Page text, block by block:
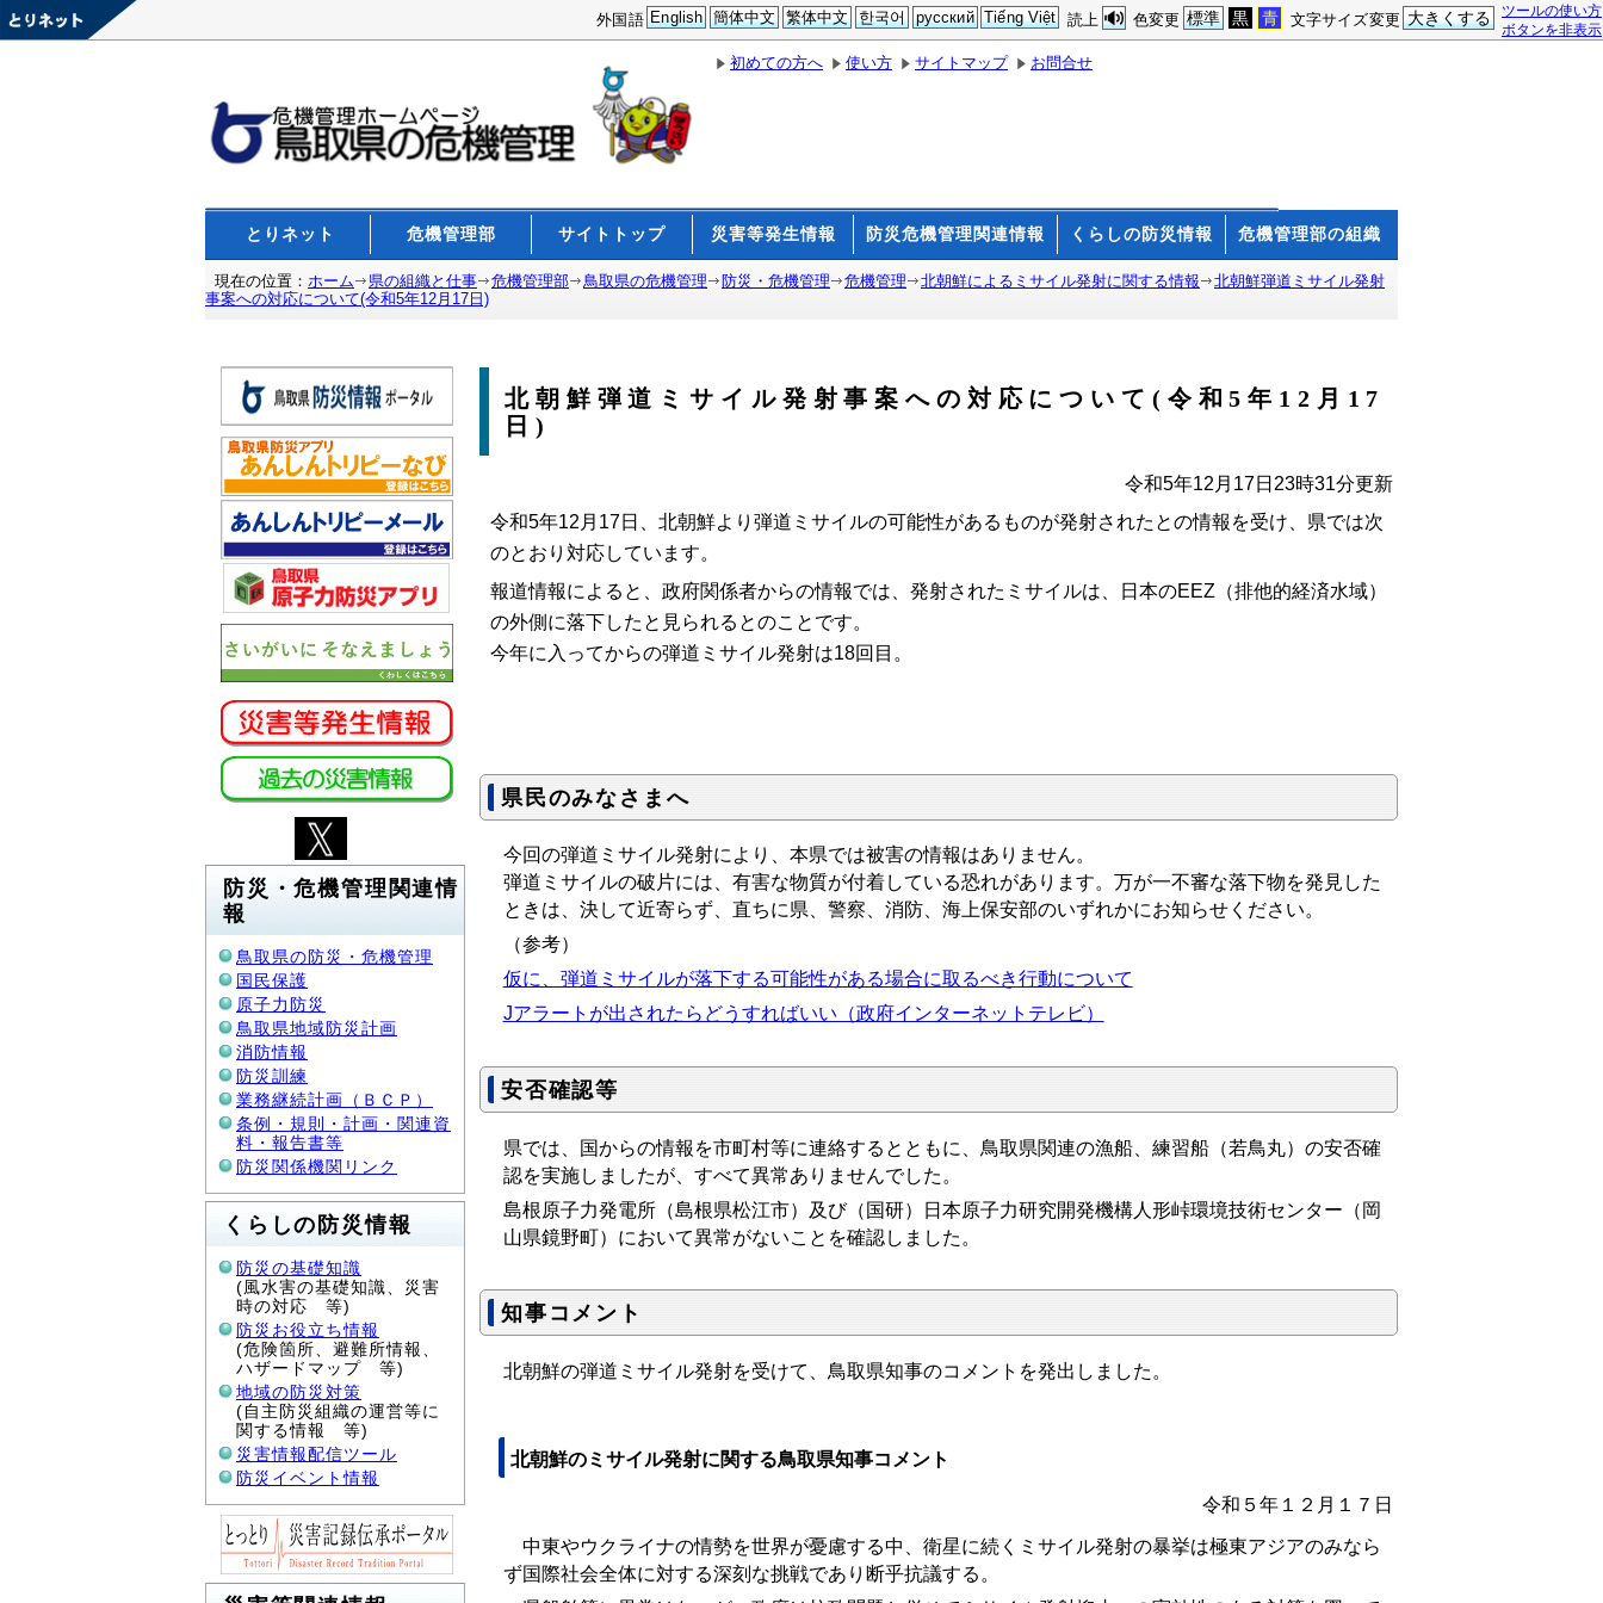
ツールの使い方
ボタンを非表示
文字サイズ変更 大きくする
色変更 標準 黒 青
読上
外国語 English 簡体中文 繁体中文 한국어 русский Tiếng Việt
初めての方へ 使い方 サイトマップ お問合せ
とりネット 危機管理部 サイトトップ 災害等発生情報 防災危機管理関連情報 くらしの防災情報 危機管理部の組織
現在の位置： ホーム 県の組織と仕事 危機管理部 鳥取県の危機管理 防災・危機管理 危機管理 北朝鮮によるミサイル発射に関する情報
北朝鮮弾道ミサイル発射
事案への対応について(令和5年12月17日)
防災・危機管理関連情
報
鳥取県の防災・危機管理
国民保護
原子力防災
鳥取県地域防災計画
消防情報
防災訓練
業務継続計画（ＢＣＰ）
条例・規則・計画・関連資
料・報告書等
防災関係機関リンク
くらしの防災情報
防災の基礎知識
(風水害の基礎知識、災害
時の対応 等)
防災お役立ち情報
(危険箇所、避難所情報、
ハザードマップ 等)
地域の防災対策
(自主防災組織の運営等に
関する情報 等)
災害情報配信ツール
防災イベント情報
北朝鮮弾道ミサイル発射事案への対応について(令和5年12月17
日)
令和5年12月17日23時31分更新
令和5年12月17日、北朝鮮より弾道ミサイルの可能性があるものが発射されたとの情報を受け、県では次
のとおり対応しています。
報道情報によると、政府関係者からの情報では、発射されたミサイルは、日本のEEZ（排他的経済水域）
の外側に落下したと見られるとのことです。
今年に入ってからの弾道ミサイル発射は18回目。
県民のみなさまへ
今回の弾道ミサイル発射により、本県では被害の情報はありません。
弾道ミサイルの破片には、有害な物質が付着している恐れがあります。万が一不審な落下物を発見した
ときは、決して近寄らず、直ちに県、警察、消防、海上保安部のいずれかにお知らせください。
（参考）
仮に、弾道ミサイルが落下する可能性がある場合に取るべき行動について
Jアラートが出されたらどうすればいい（政府インターネットテレビ）
安否確認等
県では、国からの情報を市町村等に連絡するとともに、鳥取県関連の漁船、練習船（若鳥丸）の安否確
認を実施しましたが、すべて異常ありませんでした。
島根原子力発電所（島根県松江市）及び（国研）日本原子力研究開発機構人形峠環境技術センター（岡
山県鏡野町）において異常がないことを確認しました。
知事コメント
北朝鮮の弾道ミサイル発射を受けて、鳥取県知事のコメントを発出しました。
北朝鮮のミサイル発射に関する鳥取県知事コメント
令和５年１２月１７日
中東やウクライナの情勢を世界が憂慮する中、衛星に続くミサイル発射の暴挙は極東アジアのみなら
ず国際社会全体に対する深刻な挑戦であり断乎抗議する。